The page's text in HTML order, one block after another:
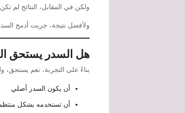
ولكن في المقابل، النتائج لم
ولأفضل نتيجة، جربت أدمج
هل السدر يستحق
بناءً على التجربة، نعم
أن يكون السدر أصلي
أن تستخدمه بشكل